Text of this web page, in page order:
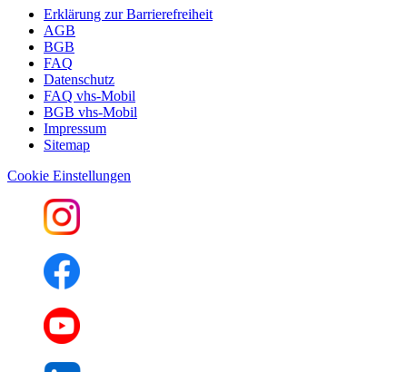
Erklärung zur Barrierefreiheit
AGB
BGB
FAQ
Datenschutz
FAQ vhs-Mobil
BGB vhs-Mobil
Impressum
Sitemap
Cookie Einstellungen